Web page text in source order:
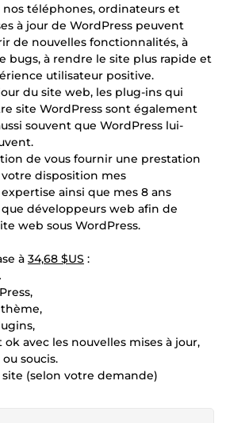
nos téléphones, ordinateurs et
à jour de WordPress peuvent
de nouvelles fonctionnalités, à
bugs, à rendre le site plus rapide et
utilisateur positive.
du site web, les plug-ins qui
site WordPress sont également
souvent que WordPress lui-
de vous fournir une prestation
disposition mes
ainsi que mes 8 ans
développeurs web afin de
web sous WordPress.
à 34,68 $US :
avec les nouvelles mises à jour,
soucis.
site (selon votre demande)